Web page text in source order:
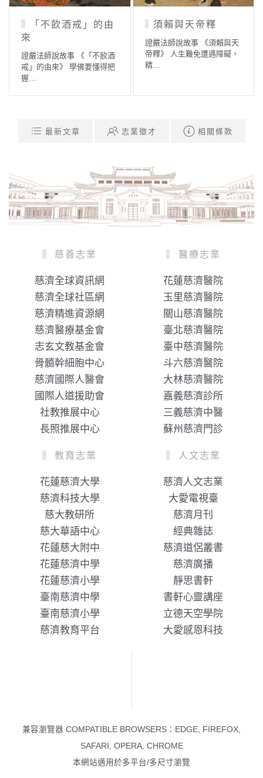
「不飲酒戒」的由
來
證嚴法師說故事 《「不飲酒
戒」的由來》 學佛要懂得把
握…
須賴與天帝釋
證嚴法師說故事 《須賴與天
帝釋》 人生難免遭遇障礙，
精…
最新文章 志業徵才 相關條款
慈善志業
慈濟全球資訊網
慈濟全球社區網
慈濟精進資源網
慈濟醫療基金會
志玄文教基金會
骨髓幹細胞中心
慈濟國際人醫會
國際人道援助會
社教推展中心
長照推展中心
醫療志業
花蓮慈濟醫院
玉里慈濟醫院
關山慈濟醫院
臺北慈濟醫院
臺中慈濟醫院
斗六慈濟醫院
大林慈濟醫院
嘉義慈濟診所
三義慈濟中醫
蘇州慈濟門診
教育志業
花蓮慈濟大學
慈濟科技大學
慈大教研所
慈大華語中心
花蓮慈大附中
花蓮慈濟中學
花蓮慈濟小學
臺南慈濟中學
臺南慈濟小學
慈濟教育平台
人文志業
慈濟人文志業
大愛電視臺
慈濟月刊
經典雜誌
慈濟道侶叢書
慈濟廣播
靜思書軒
書軒心靈講座
立德天空學院
大愛感恩科技
兼容瀏覽器 COMPATIBLE BROWSERS：EDGE, FIREFOX,
SAFARI, OPERA, CHROME
本網站適用於多平台/多尺寸瀏覽